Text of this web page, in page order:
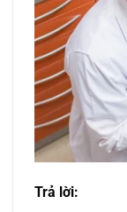
Trả lời: